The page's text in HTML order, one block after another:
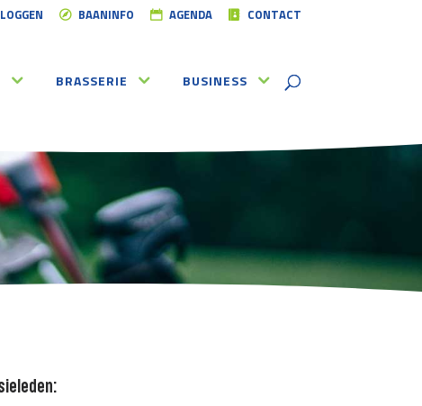
BAANINFO AGENDA CONTACT
BRASSERIE BUSINESS